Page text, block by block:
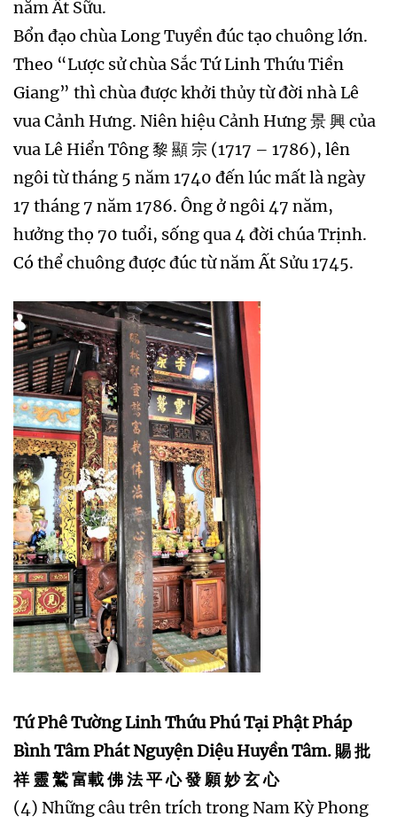
năm Ất Sữu.
Bổn đạo chùa Long Tuyền đúc tạo chuông lớn.
Theo “Lược sử chùa Sắc Tứ Linh Thứu Tiền
Giang” thì chùa được khởi thủy từ đời nhà Lê
vua Cảnh Hưng. Niên hiệu Cảnh Hưng 景 興 của
vua Lê Hiển Tông 黎 顯 宗 (1717 – 1786), lên
ngôi từ tháng 5 năm 1740 đến lúc mất là ngày
17 tháng 7 năm 1786. Ông ở ngôi 47 năm,
hưởng thọ 70 tuổi, sống qua 4 đời chúa Trịnh.
Có thể chuông được đúc từ năm Ất Sửu 1745.
Tứ Phê Tường Linh Thứu Phú Tại Phật Pháp
Bình Tâm Phát Nguyện Diệu Huyền Tâm. 賜 批
祥 靈 鷲 富載 佛 法 平 心 發 願 妙 玄 心
(4) Những câu trên trích trong Nam Kỳ Phong